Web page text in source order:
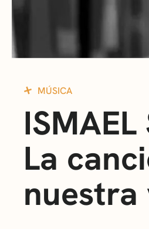
MÚSICA
ISMAEL
La
nuestra